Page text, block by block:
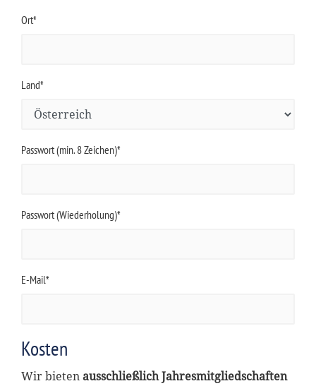
Ort*
Land*
Passwort (min. 8 Zeichen)*
Passwort (Wiederholung)*
E-Mail*
Kosten
Wir bietenausschließlich Jahresmitgliedschaften